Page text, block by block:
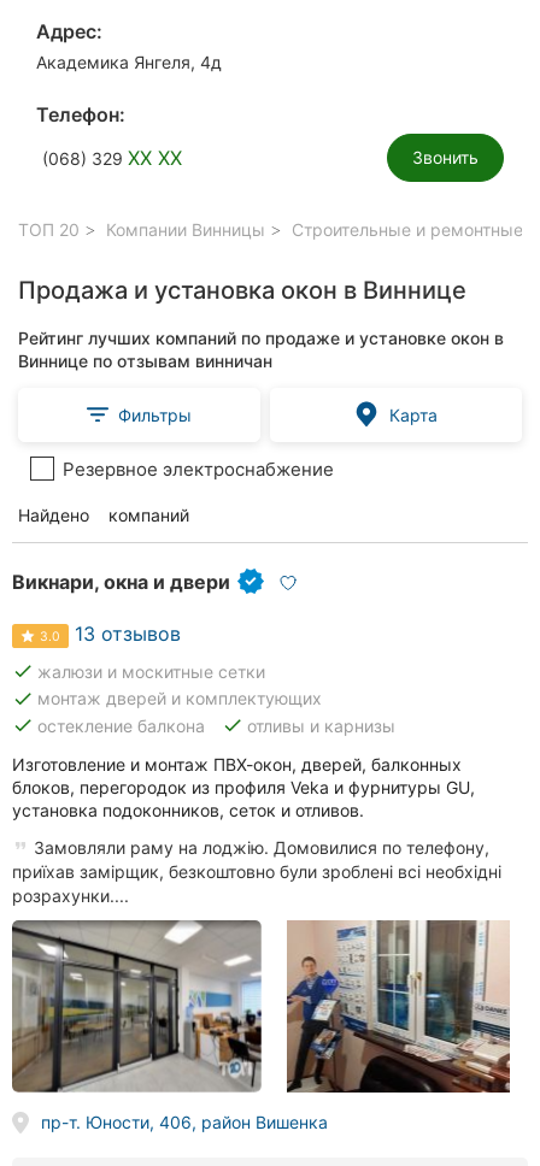
Адрес:
Академика Янгеля, 4д
Телефон:
(068) 329 XX XX Звонить
ТОП 20 Компании Винницы Строительные и ремонтные
Продажа и установка окон в Виннице
Рейтинг лучших компаний по продаже и установке окон в
Виннице по отзывам винничан
Фильтры Карта
Резервное электроснабжение
Найдено компаний
Викнари, окна и двери
3.0 13 отзывов
done жалюзи и москитные сетки
done монтаж дверей и комплектующих
done остекление балкона done отливы и карнизы
Изготовление и монтаж ПВХ-окон, дверей, балконных
блоков, перегородок из профиля Veka и фурнитуры GU,
установка подоконников, сеток и отливов.
Замовляли раму на лоджію. Домовилися по телефону,
приїхав замірщик, безкоштовно були зроблені всі необхідні
розрахунки....
пр-т. Юности, 406, район Вишенка